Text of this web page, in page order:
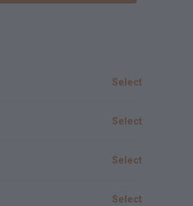
Select
Select
Select
Select